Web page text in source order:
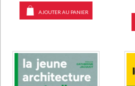
AJOUTER AU PANIER